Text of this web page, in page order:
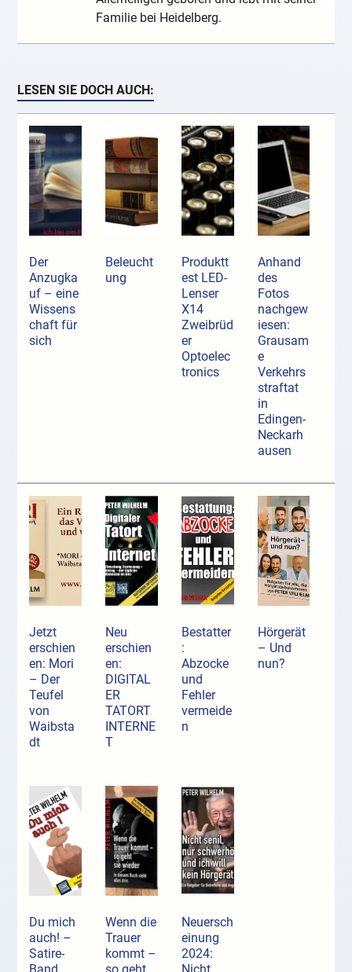
Familie bei Heidelberg.
LESEN SIE DOCH AUCH:
Der
Anzugka
uf ­– eine
Wissens
chaft für
sich
Beleucht
ung
Produktt
est LED-
Lenser
X14
Zweibrüd
er
Optoelec
tronics
Anhand
des
Fotos
nachgew
iesen:
Grausam
e
Verkehrs
straftat
in
Edingen-
Neckarh
ausen
Jetzt
erschien
en: Mori
– Der
Teufel
von
Waibsta
dt
Neu
erschien
en:
DIGITAL
ER
TATORT
INTERNE
T
Bestatter
:
Abzocke
und
Fehler
vermeide
n
Hörgerät
– Und
nun?
Du mich
auch! –
Satire-
Wenn die
Trauer
kommt –
Neuersch
einung
2024: